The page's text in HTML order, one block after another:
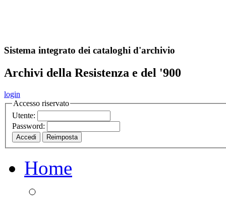
Sistema integrato dei cataloghi d'archivio
Archivi della Resistenza e del '900
login
Accesso riservato
Utente:
Password:
Home